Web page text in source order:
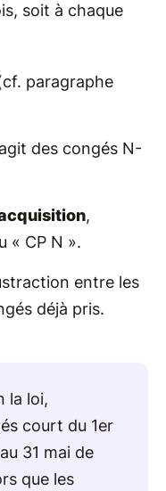
soit à chaque
paragraphe
des congés N-
,
« CP N ».
entre les
déjà pris.
la loi,
court du 1er
31 mai de
que les